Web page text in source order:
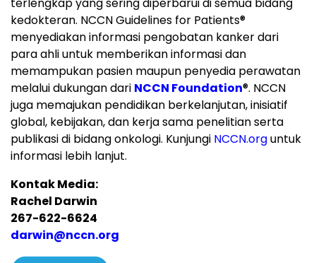
kedokteran. NCCN Guidelines for Patients®
menyediakan informasi pengobatan kanker dari
para ahli untuk memberikan informasi dan
memampukan pasien maupun penyedia perawatan
melalui dukungan dari NCCN Foundation®. NCCN
juga memajukan pendidikan berkelanjutan, inisiatif
global, kebijakan, dan kerja sama penelitian serta
publikasi di bidang onkologi. Kunjungi NCCN.orguntuk
informasi lebih lanjut.
Kontak Media:
Rachel Darwin
267-622-6624
darwin@nccn.org